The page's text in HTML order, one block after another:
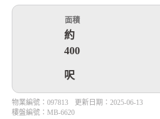
面積
約
400
呎
物業編號：097813
樓盤編號：MB-6620
更新日期：2025-06-13